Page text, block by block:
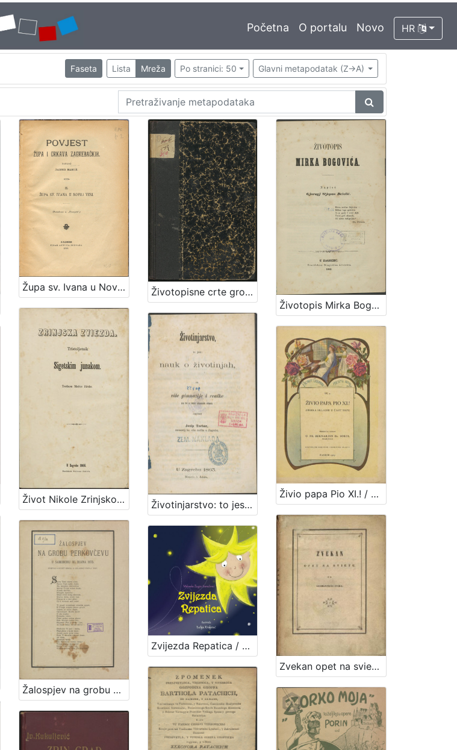
Početna O portalu Novo HR
Faseta Lista Mreža Po stranici: 50 Glavni metapodatak (Z->A)
Župa sv. Ivana u Novoj vesi / napisao Janko Barle
Životopisne crte grofa Nikole Šubića-Zrinjskoga Sigetskoga / od Slavomila Peroka
Životopis Mirka Bogovića / napisa Gjuragj Stjepan Deželić
Život Nikole Zrinjskog sigetskog junaka / nacrtao M. Mesić Životinjarstvo: to jest nauk o životinjah : za više gimnazije i realke : (sa 34 u tekst utisnutih slikah) / napisao Josip Torbar
Živio papa Pio XI.! / priredio i izdao Bernardin Sokol
Žalospjev na grobu Perkovčevu : u Samoboru 30. rujna 1875. / spjevao August Šenoa, a uglasbio Ivan pl. Zajc
Zvijezda Repatica / Mihaela Žugec Saračević ; Lidija Kraljević
Zvekan opet na svietu / od Grabanciaša djaka.